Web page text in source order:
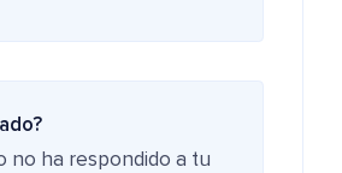
no ha respondido a tu